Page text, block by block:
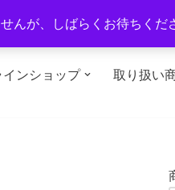
んが、しばらくお待ちくだ
：午前10時～午後6時 定
ンショップ 取り扱い